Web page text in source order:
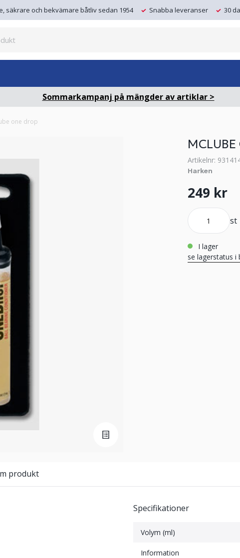
säkrare och bekvämare båtliv sedan 1954 Snabba leveranser 30
Sommarkampanj på mängder av artiklar >
one drop
MCLUBE
Artikelnr:
Harken
249 kr
st
i lager
se lagerstatus i
produkt
Specifikationer
Volym (ml)
Information